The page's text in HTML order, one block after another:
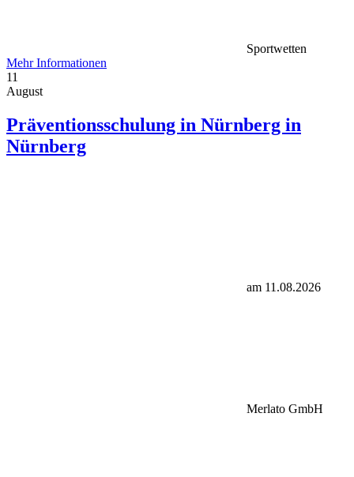
Sportwetten
Mehr Informationen
11
August
Präventionsschulung in Nürnberg in
Nürnberg
am 11.08.2026
Merlato GmbH